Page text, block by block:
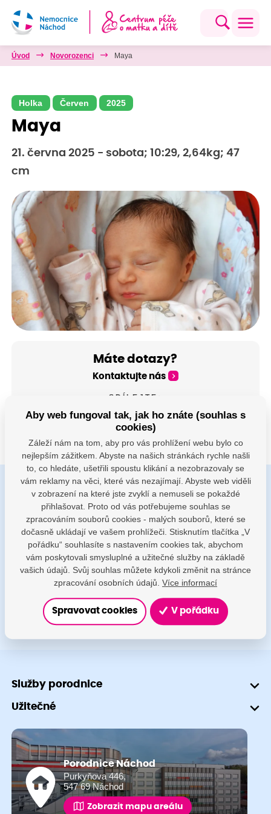
Úvod Novorozenci Maya
Holka Červen 2025
Maya
21. června 2025 - sobota; 10:29, 2,64kg; 47
cm
Máte dotazy?
Kontaktujte nás
SDÍLEJTE:
Buďte s námi v kontaktu
Jsme k dispozici pokud potřebujete pomoci
porodnice@nemocnicenachod.cz
+420 491 601 745
Služby porodnice
Užitečné
Porodnice Náchod
Purkyňova 446,
547 69 Náchod
Zobrazit mapu areálu
Aby web fungoval tak, jak ho znáte (souhlas s
cookies)
Záleží nám na tom, aby pro vás prohlížení webu bylo co
nejlepším zážitkem. Abyste na našich stránkách rychle našli
to, co hledáte, ušetřili spoustu klikání a nezobrazovaly se
vám reklamy na věci, které vás nezajímají. Abyste web viděli
v zobrazení na které jste zvyklí a nemuseli se pokaždé
přihlašovat. Proto od vás potřebujeme souhlas se
zpracováním souborů cookies - malých souborů, které se
dočasně ukládají ve vašem prohlížeči. Stisknutím tlačítka „V
pořádku“ souhlasíte s nastavením cookies tak, abychom
vám poskytovali smysluplné a užitečné služby na základě
vašich údajů. Svůj souhlas můžete kdykoli změnit na stránce
zpracování osobních údajů. Více informací
Spravovat cookies V pořádku